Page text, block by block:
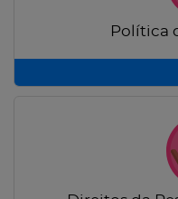
Política